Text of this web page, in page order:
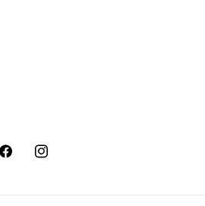
FacebookInstagram